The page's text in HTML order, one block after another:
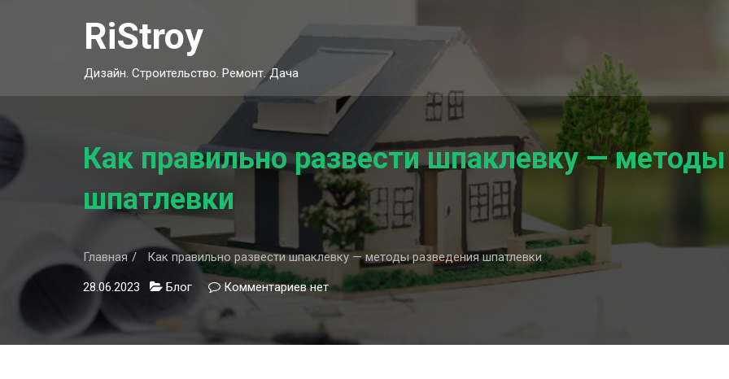
RiStroy
Дизайн. Строительство. Ремонт. Дача
Как правильно развести шпаклевку — методы
шпатлевки
Главная Как правильно развести шпаклевку — методы разведения шпатлевки
28.06.2023 Блог Комментариевк
записи
правильно
нет